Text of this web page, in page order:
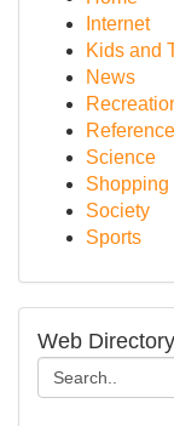
Internet
Kids and
News
Reference
Science
Shopping
Society
Sports
Web